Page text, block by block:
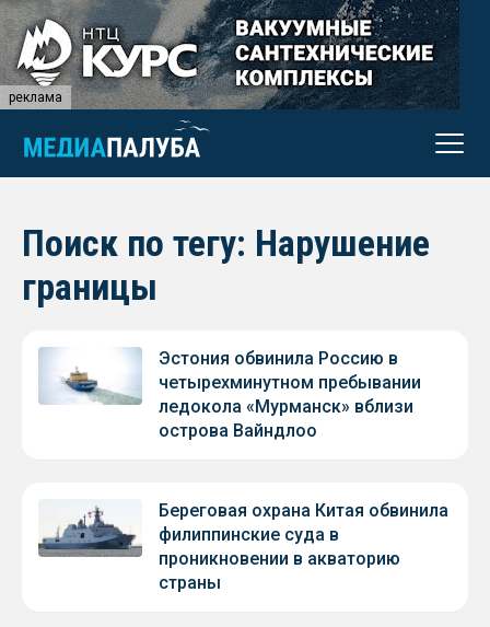
реклама
Поиск по тегу: Нарушение
границы
Эстония обвинила Россию в
четырехминутном пребывании
ледокола «Мурманск» вблизи
острова Вайндлоо
Береговая охрана Китая обвинила
филиппинские суда в
проникновении в акваторию
страны